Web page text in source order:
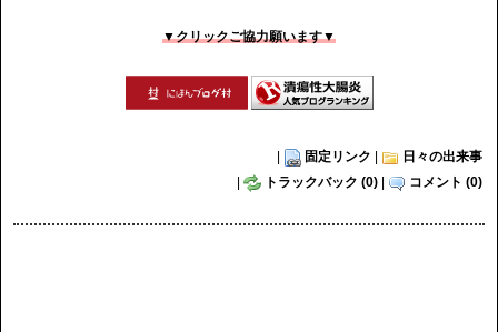
▼クリックご協力願います▼
固定リンク
日々の出来事
トラックバック (0) コメント (0)